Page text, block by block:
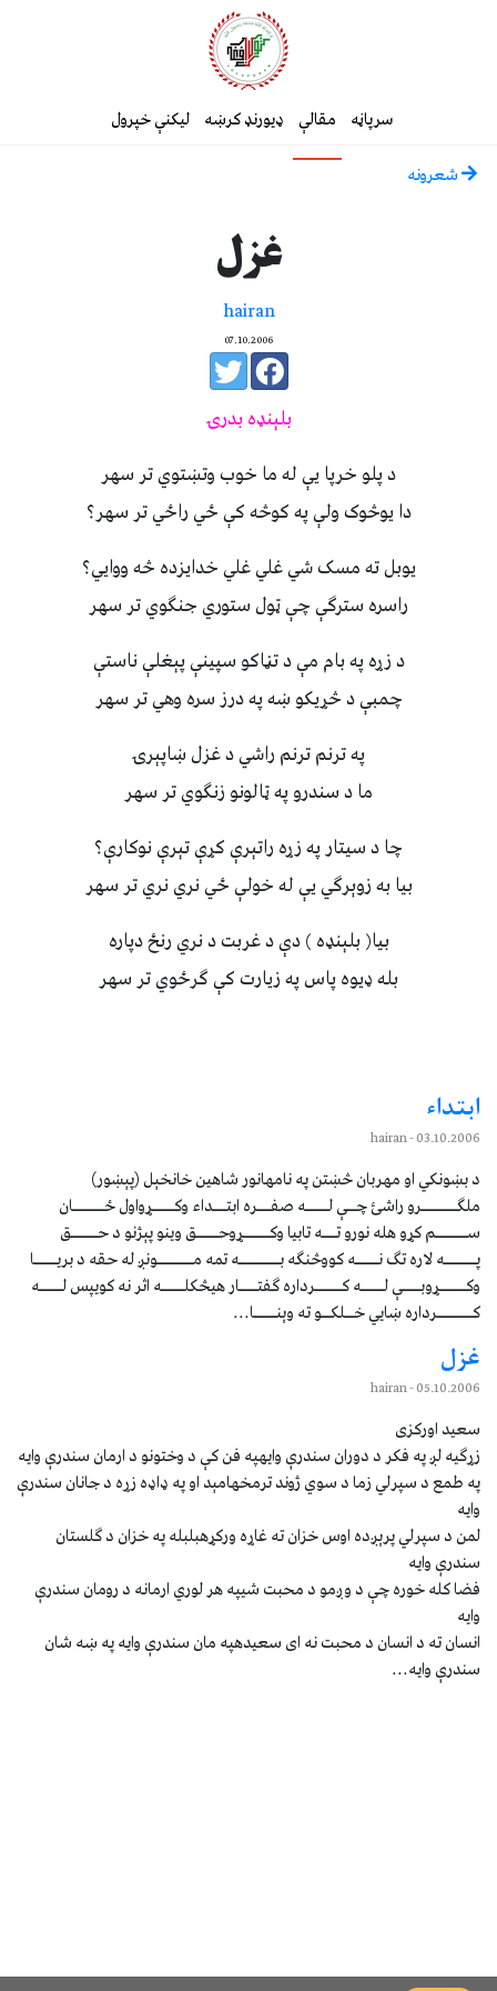
سرپاڼه مقالې ډیورنډ کرښه لیکنې خپرول
شعرونه
غزل
hairan
07.10.2006
بلېنډه بدرۍ
د پلو خرپا يې له ما خوب وتښتوي تر سهر
دا يوڅوک ولې په کوڅه کې ځي راځي تر سهر؟
يوبل ته مسک شي غلي غلي خدايزده څه ووايي؟
راسره سترګې چې ټول ستوري جنګوي تر سهر
د زړه په بام مې د تڼاکو سپينې پېغلې ناستې
چمبې د څړيکو ښه په درز سره وهي تر سهر
په ترنم ترنم راشي د غزل ښاپېرۍ
ما د سندرو په ټالونو زنګوي تر سهر
چا د سيتار په زړه راتېرې کړې تېرې نوکارې؟
بيا به زوېرګي يې له خولې ځي نري نري تر سهر
بيا( بلېنډه ) دې د غربت د نري رنځ دپاره
بله ډيوه پاس په زيارت کې ګرځوي تر سهر
ابتداء
03.10.2006
- hairan
د بښونکي او مهربان څښتن په نامهانور شاهين خانخېل (پېښور)
ملګــــــــرو راشئ چــې لـــــه صفـــره ابتـــداء وکـــــړواول ځـــــــان
ســـــــم کړو هله نورو تـــه تابيا وکــــــړوحـــــق وينو پېژنو د حــــــق
پـــــــه لاره تګ نـــــه کووڅنګه بـــــــــه تمه مــــــــونږ له حقه د بريـــــا
وکــــــړوبــــې لـــــه کــــــرداره ګفتــــار هيڅکلـــــه اثر نه کويپس لـــــه
کــــــــرداره ښايي خــلکــو ته وېنـــــا...
غزل
05.10.2006
- hairan
سعيد اورکزى
زړګيه لږ په فکر د دوران سندرې وايهپه فن کې د وختونو د ارمان سندرې وايه
په طمع د سپرلي زما د سوي ژوند ترمخهامېد او په ډاډه زړه د جانان سندرې
وايه
لمن د سپرلي پرېږده اوس خزان ته غاړه ورکړهبلبله په خزان د ګلستان
سندرې وايه
فضا کله خوره چې د وږمو د محبت شيپه هر لوري ارمانه د رومان سندرې
وايه
انسان ته د انسان د محبت نه اى سعيدهپه مان سندرې وايه په ښه شان
سندرې وايه...